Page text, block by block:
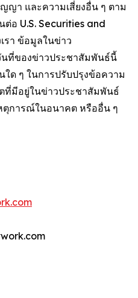
ญา และความเสี่ยงอื่น ๆ ตาม
ต่อ U.S. Securities and
รา ข้อมูลในข่าว
ที่ของข่าวประชาสัมพันธ์นี้
ใด ๆ ในการปรับปรุงข้อความ
มีอยู่ในข่าวประชาสัมพันธ์
ตุการณ์ในอนาคต หรืออื่น ๆ